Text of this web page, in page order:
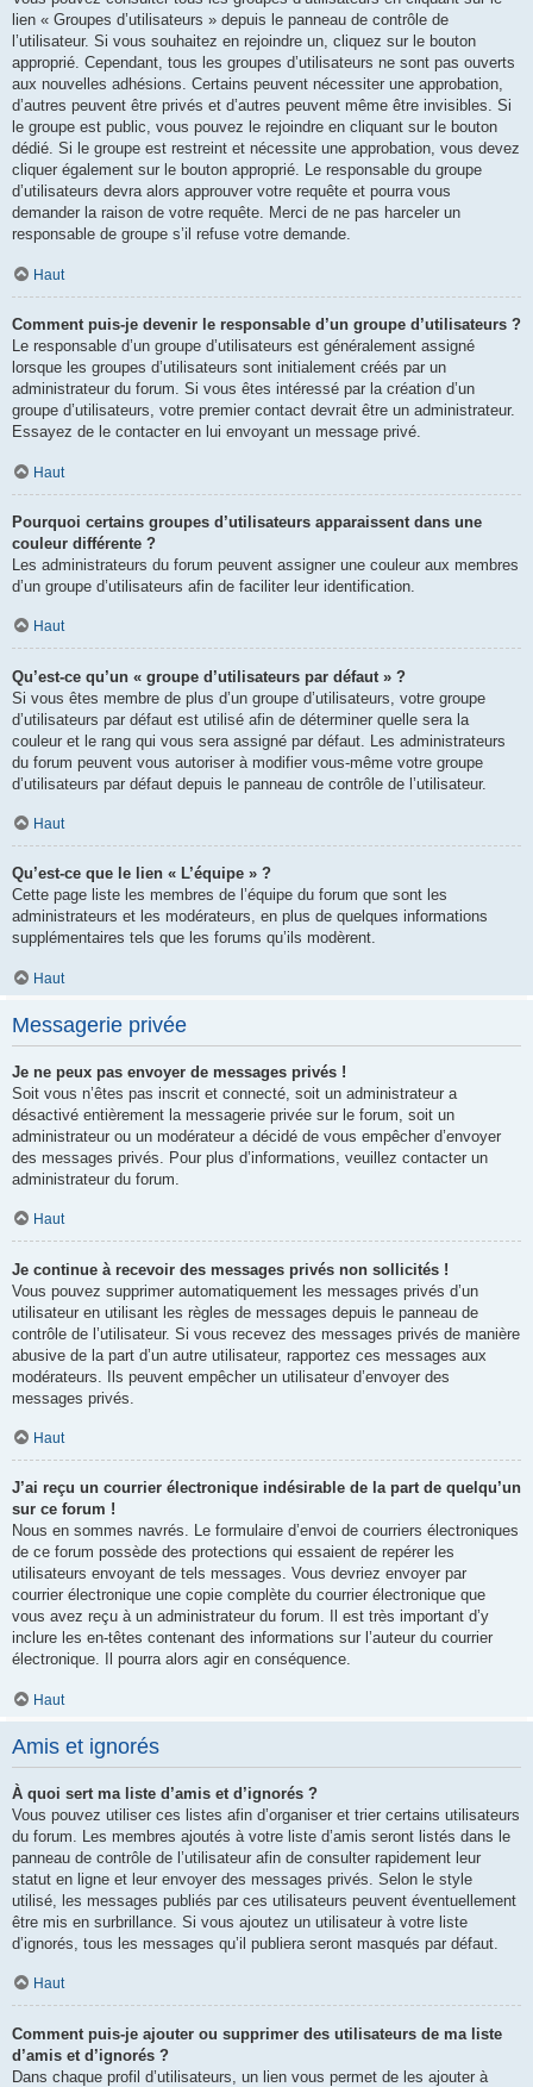
lien « Groupes d’utilisateurs » depuis le panneau de contrôle de
l’utilisateur. Si vous souhaitez en rejoindre un, cliquez sur le bouton
approprié. Cependant, tous les groupes d’utilisateurs ne sont pas ouverts
aux nouvelles adhésions. Certains peuvent nécessiter une approbation,
d’autres peuvent être privés et d’autres peuvent même être invisibles. Si
le groupe est public, vous pouvez le rejoindre en cliquant sur le bouton
dédié. Si le groupe est restreint et nécessite une approbation, vous devez
cliquer également sur le bouton approprié. Le responsable du groupe
d’utilisateurs devra alors approuver votre requête et pourra vous
demander la raison de votre requête. Merci de ne pas harceler un
responsable de groupe s’il refuse votre demande.
Haut
Comment puis-je devenir le responsable d’un groupe d’utilisateurs ?
Le responsable d’un groupe d’utilisateurs est généralement assigné
lorsque les groupes d’utilisateurs sont initialement créés par un
administrateur du forum. Si vous êtes intéressé par la création d’un
groupe d’utilisateurs, votre premier contact devrait être un administrateur.
Essayez de le contacter en lui envoyant un message privé.
Haut
Pourquoi certains groupes d’utilisateurs apparaissent dans une
couleur différente ?
Les administrateurs du forum peuvent assigner une couleur aux membres
d’un groupe d’utilisateurs afin de faciliter leur identification.
Haut
Qu’est-ce qu’un « groupe d’utilisateurs par défaut » ?
Si vous êtes membre de plus d’un groupe d’utilisateurs, votre groupe
d’utilisateurs par défaut est utilisé afin de déterminer quelle sera la
couleur et le rang qui vous sera assigné par défaut. Les administrateurs
du forum peuvent vous autoriser à modifier vous-même votre groupe
d’utilisateurs par défaut depuis le panneau de contrôle de l’utilisateur.
Haut
Qu’est-ce que le lien « L’équipe » ?
Cette page liste les membres de l’équipe du forum que sont les
administrateurs et les modérateurs, en plus de quelques informations
supplémentaires tels que les forums qu’ils modèrent.
Haut
Messagerie privée
Je ne peux pas envoyer de messages privés !
Soit vous n’êtes pas inscrit et connecté, soit un administrateur a
désactivé entièrement la messagerie privée sur le forum, soit un
administrateur ou un modérateur a décidé de vous empêcher d’envoyer
des messages privés. Pour plus d’informations, veuillez contacter un
administrateur du forum.
Haut
Je continue à recevoir des messages privés non sollicités !
Vous pouvez supprimer automatiquement les messages privés d’un
utilisateur en utilisant les règles de messages depuis le panneau de
contrôle de l’utilisateur. Si vous recevez des messages privés de manière
abusive de la part d’un autre utilisateur, rapportez ces messages aux
modérateurs. Ils peuvent empêcher un utilisateur d’envoyer des
messages privés.
Haut
J’ai reçu un courrier électronique indésirable de la part de quelqu’un
sur ce forum !
Nous en sommes navrés. Le formulaire d’envoi de courriers électroniques
de ce forum possède des protections qui essaient de repérer les
utilisateurs envoyant de tels messages. Vous devriez envoyer par
courrier électronique une copie complète du courrier électronique que
vous avez reçu à un administrateur du forum. Il est très important d’y
inclure les en-têtes contenant des informations sur l’auteur du courrier
électronique. Il pourra alors agir en conséquence.
Haut
Amis et ignorés
À quoi sert ma liste d’amis et d’ignorés ?
Vous pouvez utiliser ces listes afin d’organiser et trier certains utilisateurs
du forum. Les membres ajoutés à votre liste d’amis seront listés dans le
panneau de contrôle de l’utilisateur afin de consulter rapidement leur
statut en ligne et leur envoyer des messages privés. Selon le style
utilisé, les messages publiés par ces utilisateurs peuvent éventuellement
être mis en surbrillance. Si vous ajoutez un utilisateur à votre liste
d’ignorés, tous les messages qu’il publiera seront masqués par défaut.
Haut
Comment puis-je ajouter ou supprimer des utilisateurs de ma liste
d’amis et d’ignorés ?
Dans chaque profil d’utilisateurs, un lien vous permet de les ajouter à